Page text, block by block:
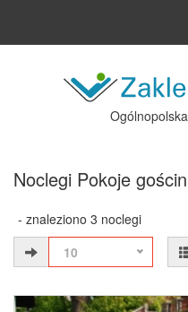
Noclegi Pokoje
- znaleziono 3 noclegi
10